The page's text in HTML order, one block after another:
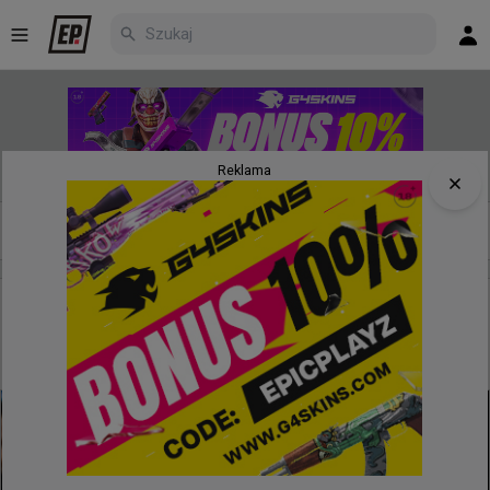
Nowe Najpopularniejsze Poczekalnia
autimatic TombStone 5 godzin temu
Stewie2K, autimatic i Skadoodle jadą na lana. WaR na
liście uczestników FRAG St. Louis
Reklama